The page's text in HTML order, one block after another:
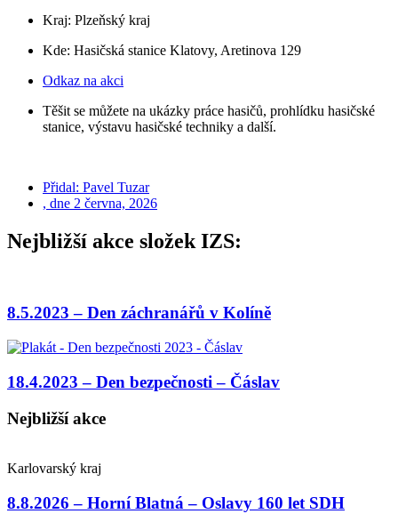
Kraj: Plzeňský kraj
Kde: Hasičská stanice Klatovy, Aretinova 129
Odkaz na akci
Těšit se můžete na ukázky práce hasičů, prohlídku hasičské
stanice, výstavu hasičské techniky a další.
Přidal: Pavel Tuzar
, dne 2 června, 2026
Nejbližší akce složek IZS:
8.5.2023 – Den záchranářů v Kolíně
18.4.2023 – Den bezpečnosti – Čáslav
Nejbližší akce
Karlovarský kraj
8.8.2026 – Horní Blatná – Oslavy 160 let SDH